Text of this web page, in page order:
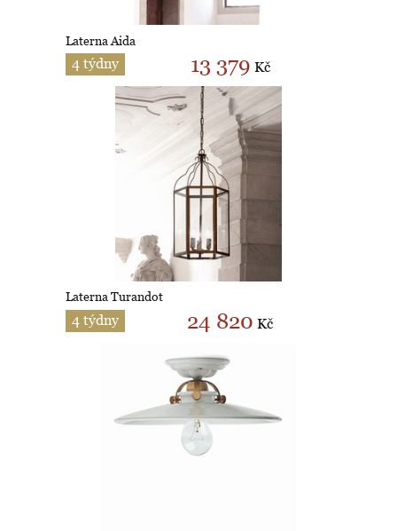
Laterna Aida
4 týdny 13 379 Kč
Laterna Turandot
4 týdny 24 820 Kč